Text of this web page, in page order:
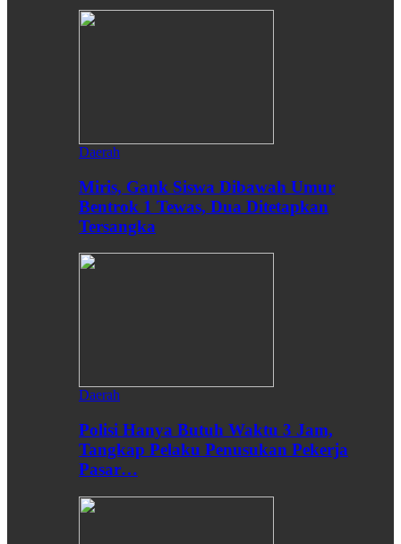
Daerah
Miris, Gank Siswa Dibawah Umur
Bentrok 1 Tewas, Dua Ditetapkan
Tersangka
Daerah
Polisi Hanya Butuh Waktu 3 Jam,
Tangkap Pelaku Penusukan Pekerja
Pasar…